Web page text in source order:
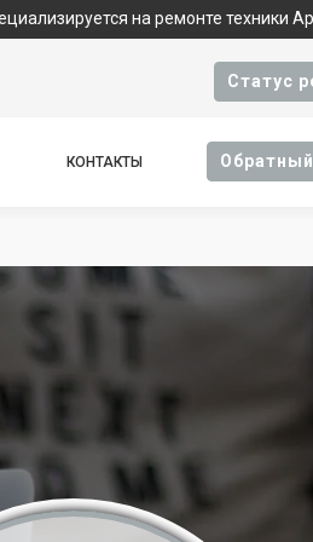
на ремонте техники Apple и
Cтатус
КОНТАКТЫ